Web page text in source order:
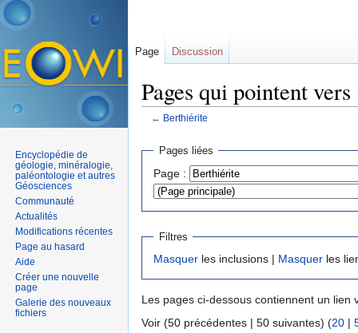
Pages qui pointent
← Berthiérite
Pages liées
Page :
Filtres
Masquer les inclusions | Masquer les
Les pages ci-dessous contiennent un lien
Voir (50 précédentes | 50 suivantes) (20 |
Page Discussion
Encyclopédie de
géologie, minéralogie,
paléontologie et autres
Géosciences
Communauté
Actualités
Modifications récentes
Page au hasard
Aide
Créer une nouvelle
page
Galerie des nouveaux
fichiers